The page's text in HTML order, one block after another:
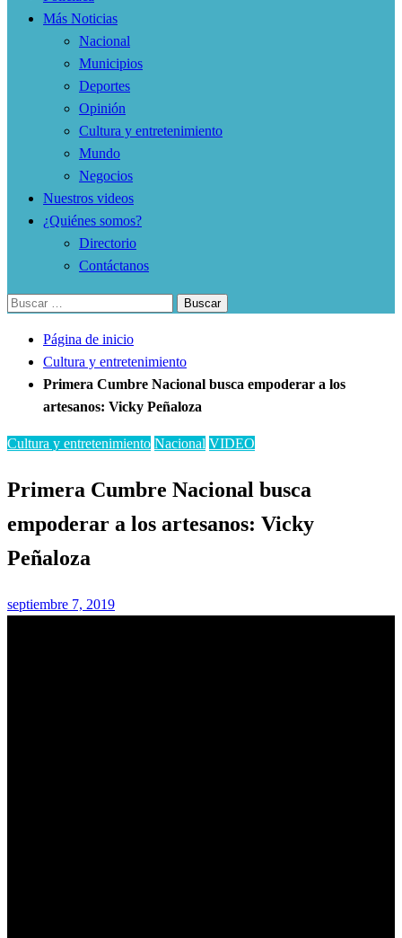
Más Noticias
Nacional
Municipios
Deportes
Opinión
Cultura y entretenimiento
Mundo
Negocios
Nuestros videos
¿Quiénes somos?
Directorio
Contáctanos
Buscar:
Página de inicio
Cultura y entretenimiento
Primera Cumbre Nacional busca empoderar a los
artesanos: Vicky Peñaloza
Cultura y entretenimiento Nacional VIDEO
Primera Cumbre Nacional busca
empoderar a los artesanos: Vicky
Peñaloza
Publicado
septiembre 7, 2019